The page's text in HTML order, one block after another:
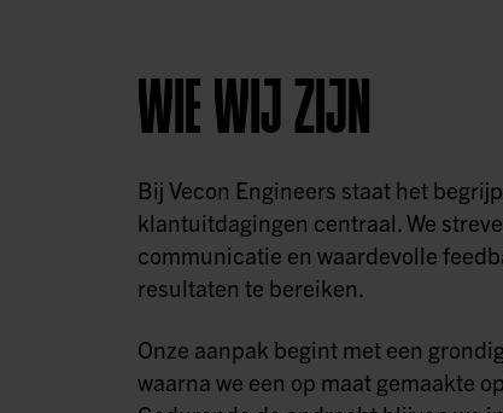
WIE WIJ ZIJN
Bij Vecon Engineers staat het
klantuitdagingen centraal. We
communicatie en waardevolle
resultaten te bereiken.
Onze aanpak begint met een
waarna we een op maat gemaakte